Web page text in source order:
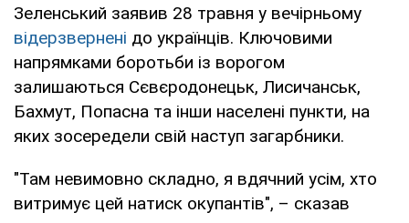
Зеленський заявив 28 травня у вечірньому
відерзвернені до українців. Ключовими
напрямками боротьби із ворогом
залишаються Сєвєродонецьк, Лисичанськ,
Бахмут, Попасна та інши населені пункти, на
яких зосередели свій наступ загарбники.
"Там невимовно складно, я вдячний усім, хто
витримує цей натиск окупантів", – сказав